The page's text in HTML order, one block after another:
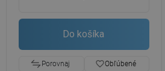
Do košíka
Porovnaj favorite_borderObľúbené